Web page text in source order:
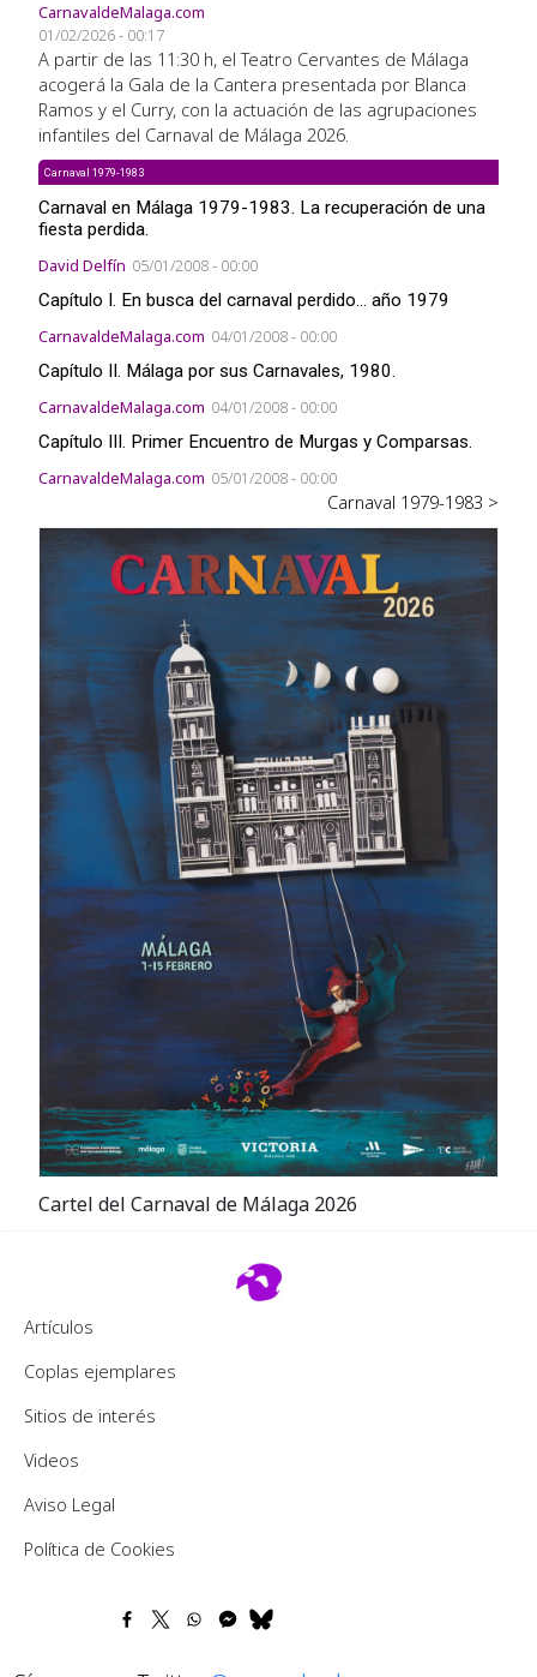
CarnavaldeMalaga.com
01/02/2026 - 00:17
A partir de las 11:30 h, el Teatro Cervantes de Málaga
acogerá la Gala de la Cantera presentada por Blanca
Ramos y el Curry, con la actuación de las agrupaciones
infantiles del Carnaval de Málaga 2026.
Carnaval 1979-1983
Carnaval en Málaga 1979-1983. La recuperación de una
fiesta perdida.
David Delfín 05/01/2008 - 00:00
Capítulo I. En busca del carnaval perdido... año 1979
CarnavaldeMalaga.com 04/01/2008 - 00:00
Capítulo II. Málaga por sus Carnavales, 1980.
CarnavaldeMalaga.com 04/01/2008 - 00:00
Capítulo III. Primer Encuentro de Murgas y Comparsas.
CarnavaldeMalaga.com 05/01/2008 - 00:00
Carnaval 1979-1983 >
Cartel del Carnaval de Málaga 2026
Footer 2
Artículos
Coplas ejemplares
Sitios de interés
Videos
Pie de página
Aviso Legal
Política de Cookies